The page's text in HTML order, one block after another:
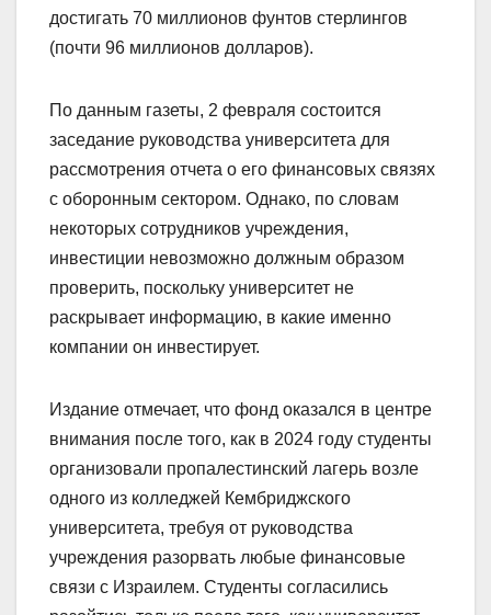
достигать 70 миллионов фунтов стерлингов
(почти 96 миллионов долларов).
По данным газеты, 2 февраля состоится
заседание руководства университета для
рассмотрения отчета о его финансовых связях
с оборонным сектором. Однако, по словам
некоторых сотрудников учреждения,
инвестиции невозможно должным образом
проверить, поскольку университет не
раскрывает информацию, в какие именно
компании он инвестирует.
Издание отмечает, что фонд оказался в центре
внимания после того, как в 2024 году студенты
организовали пропалестинский лагерь возле
одного из колледжей Кембриджского
университета, требуя от руководства
учреждения разорвать любые финансовые
связи с Израилем. Студенты согласились